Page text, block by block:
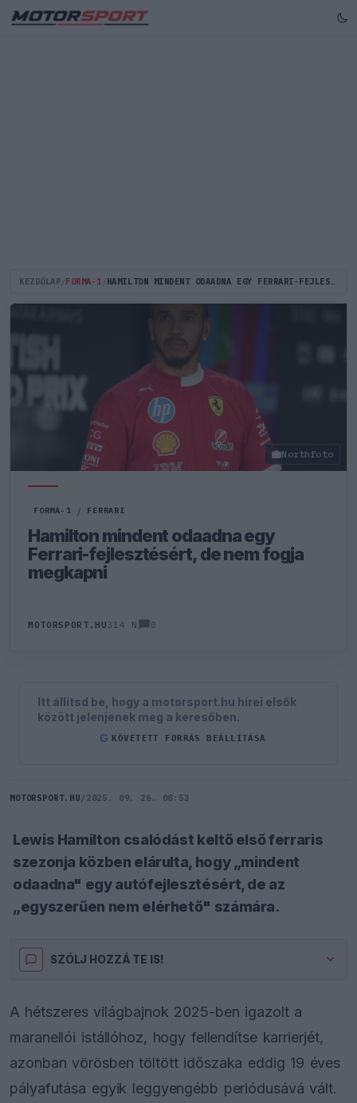
KEZDŐLAP FORMA-1 HAMILTON MINDENT ODAADNA EGY FERRARI-FEJLESZTÉSÉRT, DE NEM FOGJA MEGKAPNI
Northfoto
FORMA-1 / FERRARI
Hamilton mindent odaadna egy
Ferrari-fejlesztésért, de nem fogja
megkapni
MOTORSPORT.HU314 N 0
Itt állítsd be, hogy a motorsport.hu hírei elsők
között jelenjenek meg a keresőben.
G KÖVETETT FORRÁS BEÁLLÍTÁSA
MOTORSPORT.HU / 2025. 09. 26. 08:53
Lewis Hamilton csalódást keltő első ferraris
szezonja közben elárulta, hogy „mindent
odaadna" egy autófejlesztésért, de az
„egyszerűen nem elérhető" számára.
SZÓLJ HOZZÁ TE IS!
A hétszeres világbajnok 2025-ben igazolt a
maranellói istállóhoz, hogy fellendítse karrierjét,
azonban vörösben töltött időszaka eddig 19 éves
pályafutása egyik leggyengébb periódusává vált.